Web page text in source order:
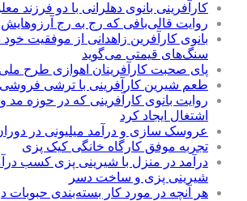
کارآفرینی بانوی دهلرانی با دو فرزند
روایت قالی‌بافی که رج به رج آرزوهایش
بانوی کارآفرین زاهدانی از موفقیت
سنگ‌های قیمتی می‌گوید
پای صحبت کارآفرینان اهوازی طرح
طعم شیرین کارآفرینی با ترشی فروشی
اشتغال ایجاد کرد
عروسک سازی و درآمد میلیونی در
تجربه موفق کارگاه خانگی کیک پزی
درآمد در منزل با شیرینی پزی کسب
شیرینی پزی و ساخت دسر
هر آنچه در مورد کار بسته‌بندی حبوبات در